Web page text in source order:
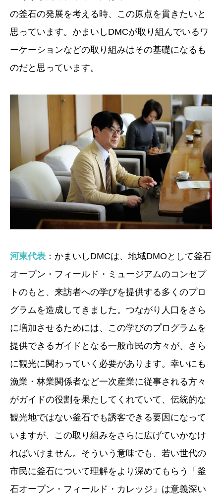
の釜石の発展を考える時、この原点を貫きたいと
思っています。かまいしDMCが取り組んでいるワ
ーケーションなどの取り組みはその基礎になるも
のだと思っています。
河東代表 ：かまいしDMCは、地域DMOとして釜石
オープン・フィールド・ミュージアムのコンセプ
トのもと、来訪者への学びを提供する多くのプロ
グラムを造成してきました。つながり人口をさら
に増加させるためには、この学びのプログラムを
提供できるガイドとなる一般市民の方々が、さら
に観光に関わっていく必要があります。幸いにも
漁業・林業関係者など一次産業に従事される方々
がガイドの役割を果たしてくれていて、伝統的な
観光地ではない釜石でも誘客できる要因になって
いますが、この取り組みをさらに広げていかなけ
ればいけません。そういう意味でも、若い世代の
市民に釜石について理解をより深めてもらう「釜
石オープン・フィールド・カレッジ」は意義深い